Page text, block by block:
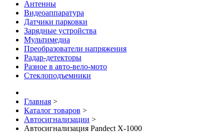
Антенны
Видеоаппаратура
Датчики парковки
Зарядные устройства
Мультимедиа
Преобразователи напряжения
Радар-детекторы
Разное в авто-вело-мото
Стеклоподъемники
Главная >
Каталог товаров >
Автосигнализации >
Автосигнализация Pandect X-1000